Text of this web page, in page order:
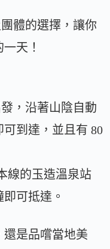
體的選擇，讓你
天！
，沿著山陰自動
到達，並且有 80
線的玉造溫泉站
可抵達。
是品嚐當地美